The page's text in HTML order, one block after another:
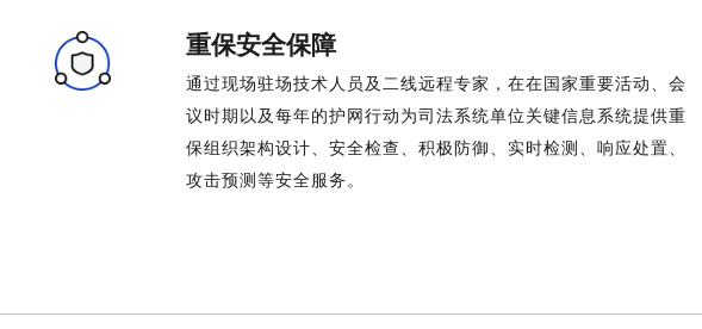
重保安全保障
通过现场驻场技术人员及二线远程专家，在在国家重要活动、会
议时期以及每年的护网行动为司法系统单位关键信息系统提供重
保组织架构设计、安全检查、积极防御、实时检测、响应处置、
攻击预测等安全服务。